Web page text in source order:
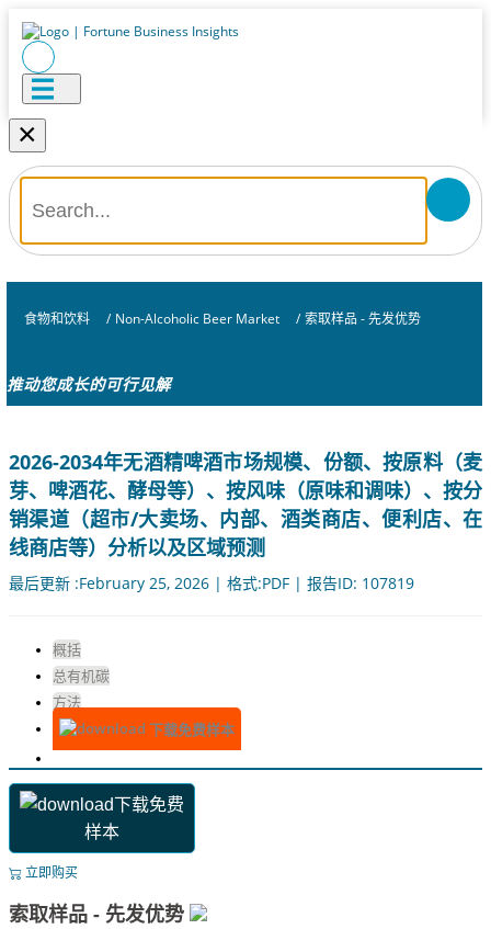
×
食物和饮料 / Non-Alcoholic Beer Market / 索取样品 - 先发优势
推动您成长的可行见解
2026-2034年无酒精啤酒市场规模、份额、按原料（麦
芽、啤酒花、酵母等）、按风味（原味和调味）、按分
销渠道（超市/大卖场、内部、酒类商店、便利店、在
线商店等）分析以及区域预测
最后更新 :February 25, 2026 | 格式:PDF | 报告ID: 107819
概括
总有机碳
方法
下载免费样本
下载免费
样本
立即购买
索取样品 - 先发优势